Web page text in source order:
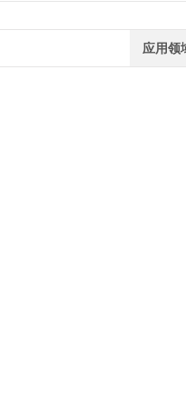
应用领